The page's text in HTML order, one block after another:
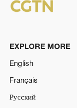
EXPLORE MORE
English
Français
Русский